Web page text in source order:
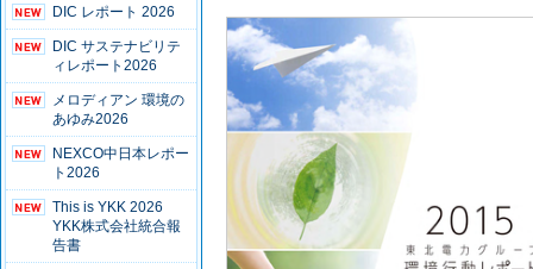
DIC レポート 2026
DIC サステナビリテ
ィレポート2026
メロディアン 環境の
あゆみ2026
NEXCO中日本レポー
ト2026
This is YKK 2026
YKK株式会社統合報
告書